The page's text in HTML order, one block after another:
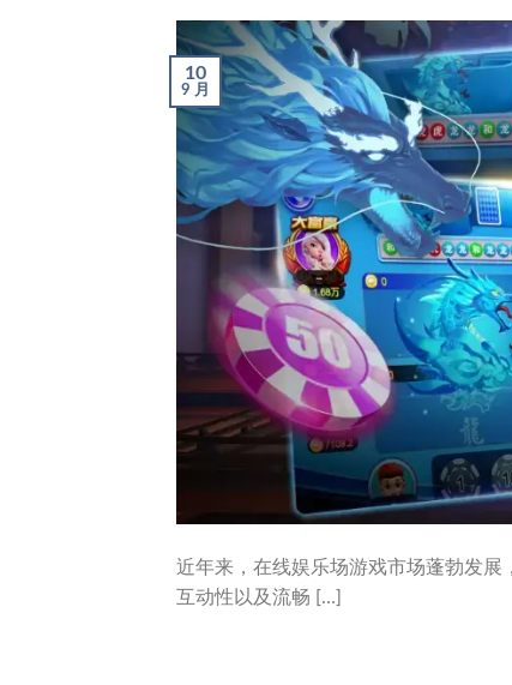
10
9 月
近年来，在线娱乐场游戏市场蓬勃发
互动性以及流畅 […]